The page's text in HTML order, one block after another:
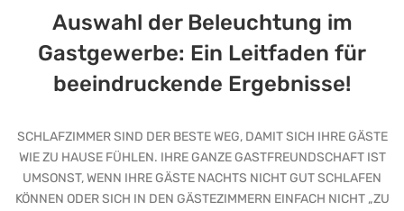
Auswahl der Beleuchtung im
Gastgewerbe: Ein Leitfaden für
beeindruckende Ergebnisse!
SCHLAFZIMMER SIND DER BESTE WEG, DAMIT SICH IHRE GÄSTE
WIE ZU HAUSE FÜHLEN. IHRE GANZE GASTFREUNDSCHAFT IST
UMSONST, WENN IHRE GÄSTE NACHTS NICHT GUT SCHLAFEN
KÖNNEN ODER SICH IN DEN GÄSTEZIMMERN EINFACH NICHT „ZU